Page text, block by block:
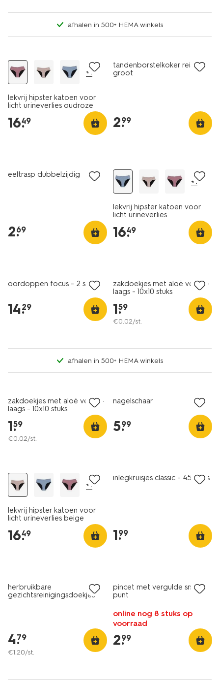
afhalen in 500+ HEMA winkels
+1
lekvrij hipster katoen voor
licht urineverlies oudroze
16.
49
tandenborstelkoker reis
groot
2.
99
eeltrasp dubbelzijdig
2.
69
+1
lekvrij hipster katoen voor
licht urineverlies
16.
49
oordoppen focus - 2 stuks
14.
29
zakdoekjes met aloë vera 4-
laags - 10x10 stuks
1.
59
€0.02/st.
afhalen in 500+ HEMA winkels
zakdoekjes met aloë vera 4-
laags - 10x10 stuks
1.
59
€0.02/st.
nagelschaar
5.
99
+1
lekvrij hipster katoen voor
licht urineverlies beige
16.
49
inlegkruisjes classic - 45 stuks
1.
99
herbruikbare
gezichtsreinigingsdoekjes
4.
79
€1.20/st.
pincet met vergulde smalle
punt
online nog 8 stuks op
voorraad
2.
99